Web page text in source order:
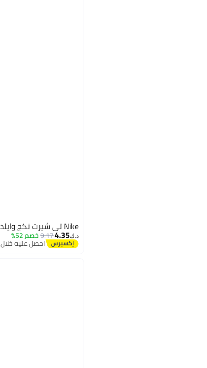
Nike تي شيرت نكج وايلد وورمث جرافيك
د.ك‏4.35
9.17خصم 52%
احصل عليه خلال